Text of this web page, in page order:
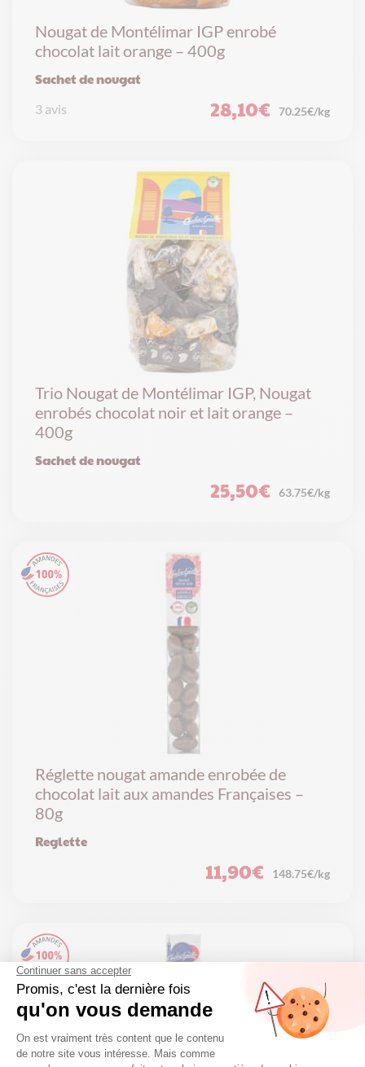
Nougat de Montélimar IGP enrobé
chocolat lait orange – 400g
Sachet de nougat
28,10€ 70.25€/kg
3 avis
Trio Nougat de Montélimar IGP, Nougat
enrobés chocolat noir et lait orange –
400g
Sachet de nougat
25,50€ 63.75€/kg
Réglette nougat amande enrobée de
chocolat lait aux amandes Françaises –
80g
Reglette
11,90€ 148.75€/kg